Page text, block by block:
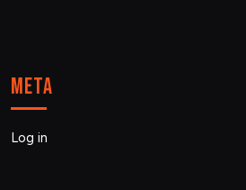
Meta
Log in